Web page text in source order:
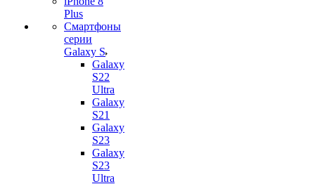
Plus
Смартфоны
серии
Galaxy S
Galaxy
S22
Ultra
Galaxy
S21
Galaxy
S23
Galaxy
S23
Ultra